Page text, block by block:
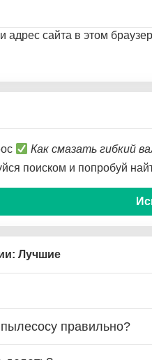
адрес сайта в этом
Как смазать гибкий
поиском и попробуй
Лучшие
правильно?